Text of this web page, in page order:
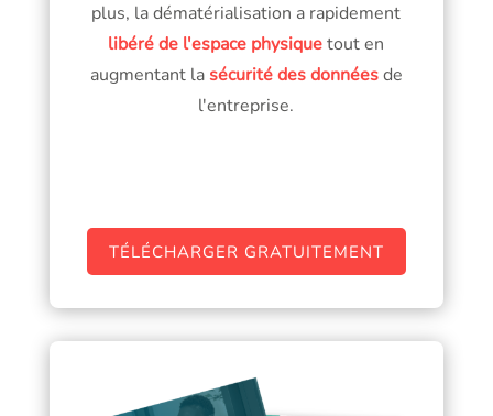
plus, la dématérialisation a rapidement
libéré de l'espace physiquetout en
augmentant lasécurité des donnéesde
l'entreprise.
TÉLÉCHARGER GRATUITEMENT